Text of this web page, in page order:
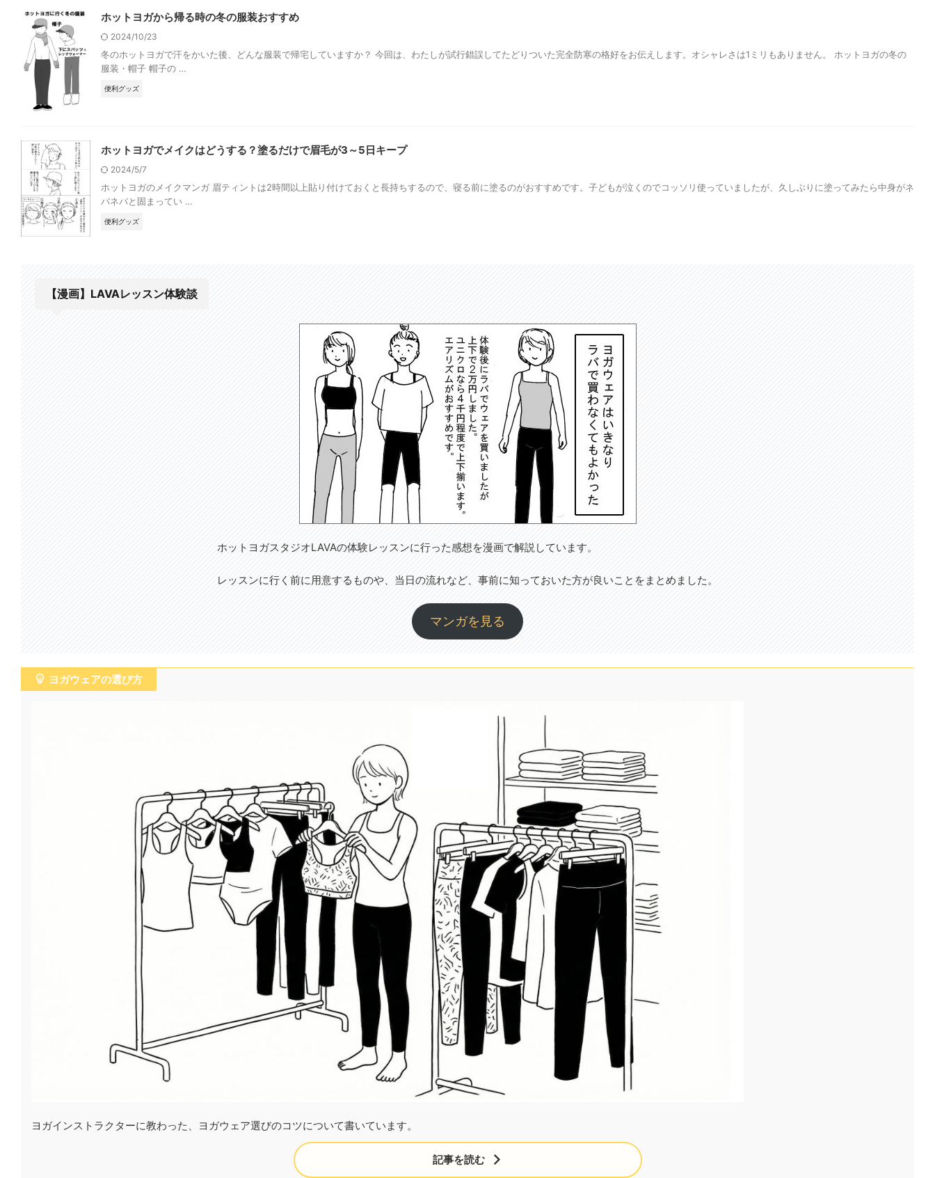
ホットヨガから帰る時の冬の服装おすすめ
2024/10/23
冬のホットヨガで汗をかいた後、どんな服装で帰宅していますか？ 今回は、わたしが試行錯誤してたどりついた完全防寒の格好をお伝えします。オシャレさは1ミリもありません。 ホットヨガの冬の
服装・帽子 帽子の …
便利グッズ
ホットヨガでメイクはどうする？塗るだけで眉毛が3～5日キープ
2024/5/7
ホットヨガのメイクマンガ 眉ティントは2時間以上貼り付けておくと長持ちするので、寝る前に塗るのがおすすめです。子どもが泣くのでコッソリ使っていましたが、久しぶりに塗ってみたら中身がネ
バネバと固まってい …
便利グッズ
【漫画】LAVAレッスン体験談
ホットヨガスタジオLAVAの体験レッスンに行った感想を漫画で解説しています。
レッスンに行く前に用意するものや、当日の流れなど、事前に知っておいた方が良いことをまとめました。
マンガを見る
ヨガウェアの選び方
ヨガインストラクターに教わった、ヨガウェア選びのコツについて書いています。
記事を読む